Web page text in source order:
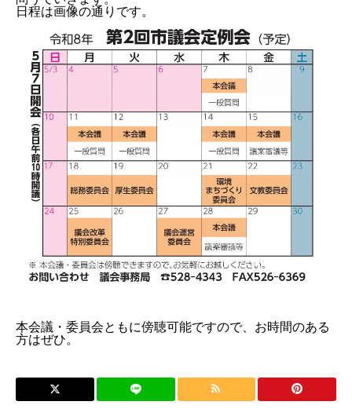
日程は画像の通りです。
本会議・委員会ともに傍聴可能ですので、お時間のある
方はぜひ。